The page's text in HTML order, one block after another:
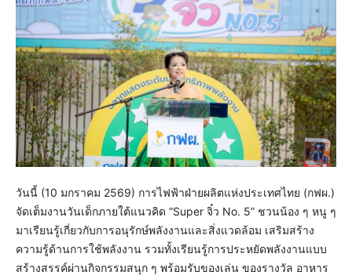
วันนี้ (10 มกราคม 2569) การไฟฟ้าฝ่ายผลิตแห่งประเทศไทย (กฟผ.)
จัดเต็มงานวันเด็กภายใต้แนวคิด “Super จิ๋ว No. 5” ชวนน้อง ๆ หนู ๆ
มาเรียนรู้เกี่ยวกับการอนุรักษ์พลังงานและสิ่งแวดล้อม เสริมสร้าง
ความรู้ด้านการใช้พลังงาน รวมทั้งเรียนรู้การประหยัดพลังงานแบบ
สร้างสรรค์ผ่านกิจกรรมสนุก ๆ พร้อมรับของเล่น ของรางวัล อาหาร